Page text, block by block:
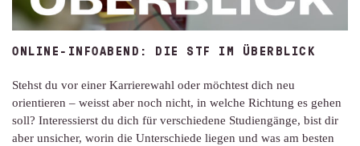
ONLINE-INFOABEND: DIE STF IM ÜBERBLICK
Stehst du vor einer Karrierewahl oder möchtest dich neu
orientieren – weisst aber noch nicht, in welche Richtung es gehen
soll? Interessierst du dich für verschiedene Studiengänge, bist dir
aber unsicher, worin die Unterschiede liegen und was am besten